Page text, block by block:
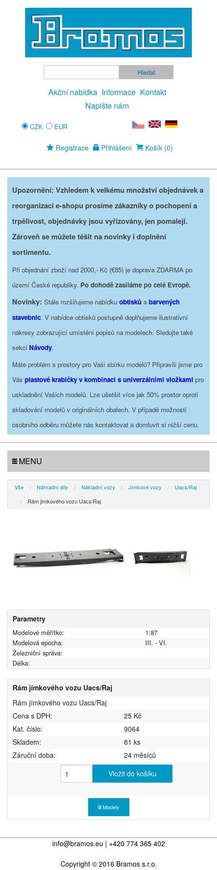
Akční nabídka Informace Kontakt
Napište nám
CZK EUR
Registrace Přihlášení Košík (0)
Upozornění: Vzhledem k velkému množství objednávek a
reorganizaci e-shopu prosíme zákazníky o pochopení a
trpělivost, objednávky jsou vyřizovány, jen pomaleji.
Zároveň se můžete těšit na novinky i doplnění
sortimentu.
Při objednání zboží nad 2000,- Kč (€85) je doprava ZDARMA po
území České republiky. Po dohodě zasíláme po celé Evropě.
Novinky: Stále rozšiřujeme nabídku obtisků a barvených
stavebnic. V nabídce obtisků postupně doplňujeme ilustrativní
nákresy zobrazující umístění popisů na modelech. Sledujte také
sekci Návody.
Máte problém s prostory pro Vaši sbírku modelů? Připravili jsme pro
Vás plastové krabičky v kombinaci s univerzálními vložkami pro
uskladnění Vašich modelů. Lze ušetšit více jak 50% prostor oproti
skladování modelů v originálních obalech. V případě možnosti
osobního odběru můžete nás kontaktovat a domluvit si nižší cenu.
MENU
Vše Náhradní díly Nákladní vozy Jímkové vozy
Uacs/Raj
Rám jímkového vozu Uacs/Raj
Parametry
Modelové měřítko:
1:87
Modelová epocha:
III. - VI.
Železniční správa:
Délka:
Rám jímkového vozu Uacs/Raj
Rám jímkového vozu Uacs/Raj
Cena s DPH:
25 Kč
Kat. číslo:
9064
Skladem:
81 ks
Záruční doba:
24 měsíců
Vložit do košíku
Modely
info@bramos.eu | +420 774 365 402
Copyright © 2016 Bramos s.r.o.